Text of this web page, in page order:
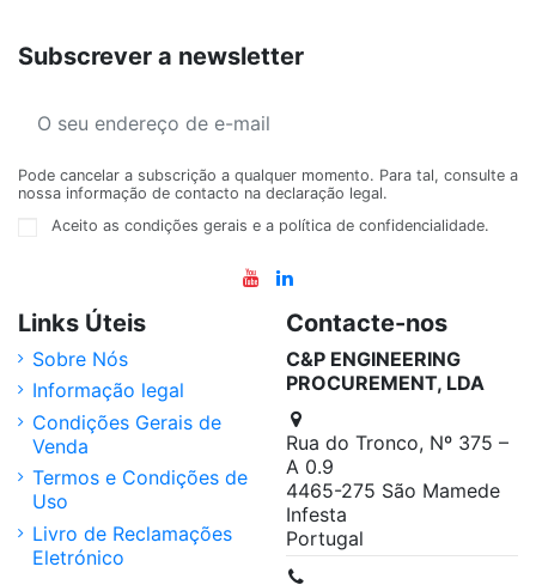
Subscrever a newsletter
Pode cancelar a subscrição a qualquer momento. Para tal, consulte a
nossa informação de contacto na declaração legal.
Aceito as condições gerais e a política de confidencialidade.
Links Úteis
Sobre Nós
Informação legal
Condições Gerais de
Venda
Termos e Condições de
Uso
Livro de Reclamações
Eletrónico
Contacte-nos
C&P ENGINEERING
PROCUREMENT, LDA
Rua do Tronco, Nº 375 –
A 0.9
4465-275 São Mamede
Infesta
Portugal